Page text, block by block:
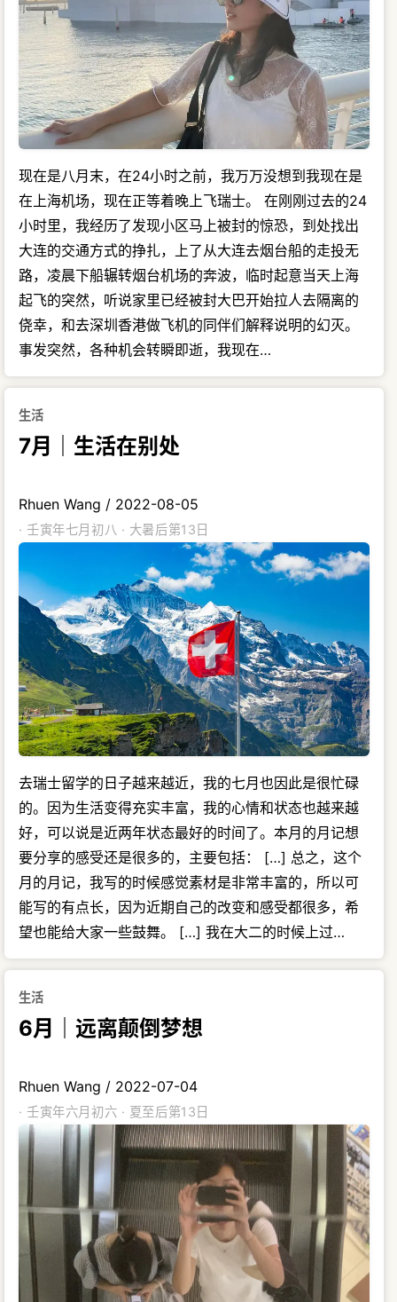
现在是八月末，在24小时之前，我万万没想到我现在是
在上海机场，现在正等着晚上飞瑞士。 在刚刚过去的24
小时里，我经历了发现小区马上被封的惊恐，到处找出
大连的交通方式的挣扎，上了从大连去烟台船的走投无
路，凌晨下船辗转烟台机场的奔波，临时起意当天上海
起飞的突然，听说家里已经被封大巴开始拉人去隔离的
侥幸，和去深圳香港做飞机的同伴们解释说明的幻灭。
事发突然，各种机会转瞬即逝，我现在…
生活
7月｜生活在别处
Rhuen Wang / 2022-08-05
· 壬寅年七月初八 · 大暑后第13日
去瑞士留学的日子越来越近，我的七月也因此是很忙碌
的。因为生活变得充实丰富，我的心情和状态也越来越
好，可以说是近两年状态最好的时间了。本月的月记想
要分享的感受还是很多的，主要包括： […] 总之，这个
月的月记，我写的时候感觉素材是非常丰富的，所以可
能写的有点长，因为近期自己的改变和感受都很多，希
望也能给大家一些鼓舞。 […] 我在大二的时候上过…
生活
6月｜远离颠倒梦想
Rhuen Wang / 2022-07-04
· 壬寅年六月初六 · 夏至后第13日